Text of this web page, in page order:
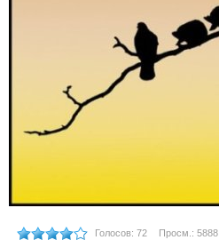
Голосов: 72 Просм.: 5888